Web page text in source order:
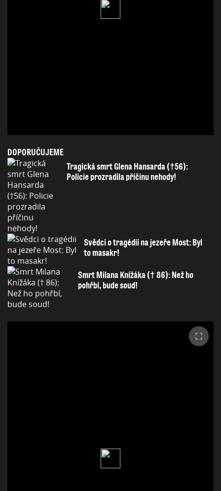
DOPORUČUJEME
Tragická smrt Glena Hansarda (†56):
Policie prozradila příčinu nehody!
Svědci o tragédii na jezeře Most: Byl
to masakr!
Smrt Milana Knížáka († 86): Než ho
pohřbí, bude soud!